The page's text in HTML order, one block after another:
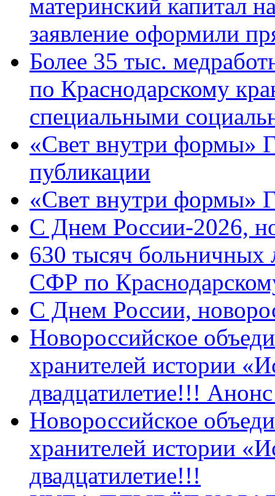
материнский капитал
заявление оформили
Более 35 тыс.
по Краснодарскому
специальными
«Свет внутри формы»
публикации
«Свет внутри формы»
C Днем России-2026,
630 тысяч больничных
СФР по
C Днем России,
Новороссийское
хранителей истории
двадцатилетие!!!
Новороссийское
хранителей истории
двадцатилетие!!!